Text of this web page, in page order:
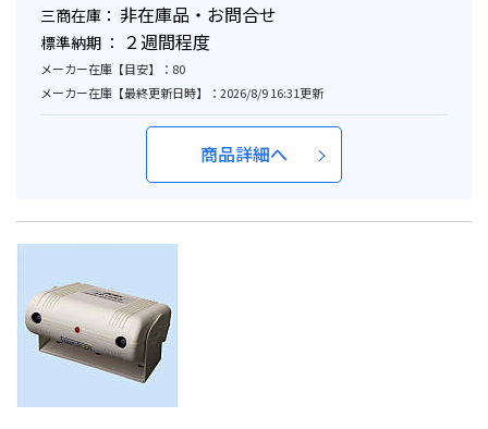
三商在庫： 非在庫品・お問合せ
標準納期 ： ２週間程度
メーカー在庫【目安】：80
メーカー在庫【最終更新日時】：2026/8/9 16:31更新
商品詳細へ